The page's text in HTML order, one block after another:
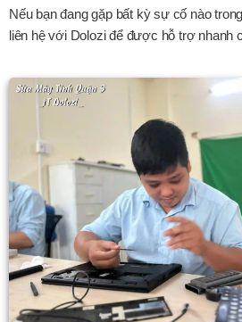
Nếu bạn đang gặp bất kỳ sự cố nào
liên hệ với Dolozi để được hỗ trợ nhanh